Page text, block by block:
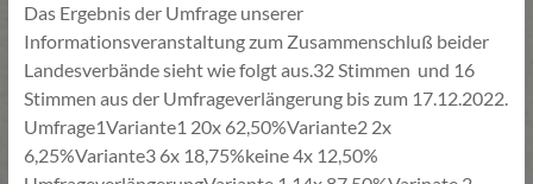
Das Ergebnis der Umfrage unserer
Informationsveranstaltung zum Zusammenschluß beider
Landesverbände sieht wie folgt aus.32 Stimmen und 16
Stimmen aus der Umfrageverlängerung bis zum 17.12.2022.
Umfrage1Variante1 20x 62,50%Variante2 2x
6,25%Variante3 6x 18,75%keine 4x 12,50%